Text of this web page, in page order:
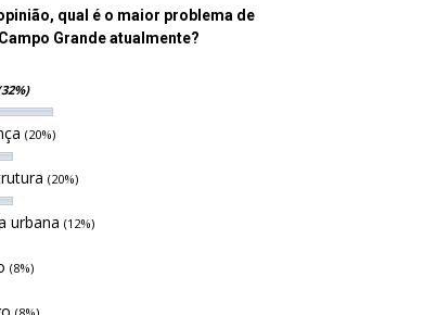
qual é o maior problema de
Campo Grande atualmente?
(20%)
(20%)
urbana (12%)
(8%)